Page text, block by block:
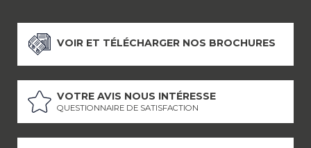
VOIR ET TÉLÉCHARGER NOS BROCHURES
VOTRE AVIS NOUS INTÉRESSE
QUESTIONNAIRE DE SATISFACTION